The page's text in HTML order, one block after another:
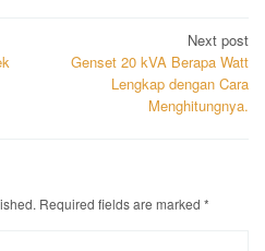
Next post
Genset 20 kVA Berapa Watt
Lengkap dengan Cara
Menghitungnya.
Required fields are marked *